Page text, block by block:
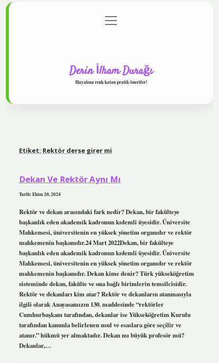
Gizlilik Politikası
menüyü
aç
Derin İlham Durağı
Hayatına renk katan pratik öneriler!
Etiket: Rektör derse girer mi
Dekan Ve Rektör Aynı Mı
Tarih: Ekim 20, 2024
Rektör ve dekan arasındaki fark nedir? Dekan, bir fakülteye
başkanlık eden akademik kadronun kıdemli üyesidir. Üniversite
Mahkemesi, üniversitenin en yüksek yönetim organıdır ve rektör
mahkemenin başkanıdır.24 Mart 2022Dekan, bir fakülteye
başkanlık eden akademik kadronun kıdemli üyesidir. Üniversite
Mahkemesi, üniversitenin en yüksek yönetim organıdır ve rektör
mahkemenin başkanıdır. Dekan kime denir? Türk yükseköğretim
sisteminde dekan, fakülte ve ona bağlı birimlerin temsilcisidir.
Rektör ve dekanları kim atar? Rektör ve dekanların atanmasıyla
ilgili olarak Anayasamızın 130. maddesinde “rektörler
Cumhurbaşkanı tarafından, dekanlar ise Yükseköğretim Kurulu
tarafından kanunla belirlenen usul ve esaslara göre seçilir ve
atanır.” hükmü yer almaktadır. Dekan mı büyük profesör mü?
Dekanlar,…